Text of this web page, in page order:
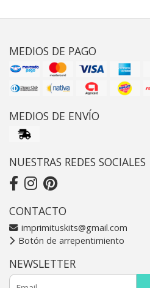
MEDIOS DE PAGO
MEDIOS DE ENVÍO
NUESTRAS REDES SOCIALES
CONTACTO
imprimituskits@gmail.com
Botón de arrepentimiento
NEWSLETTER